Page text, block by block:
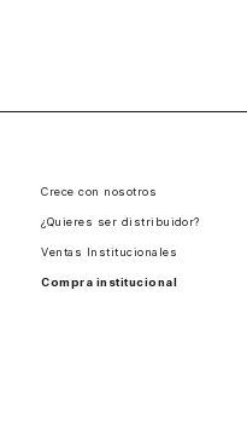
Crece con nosotros
¿Quieres ser distribuidor?
Ventas Institucionales
Compra institucional